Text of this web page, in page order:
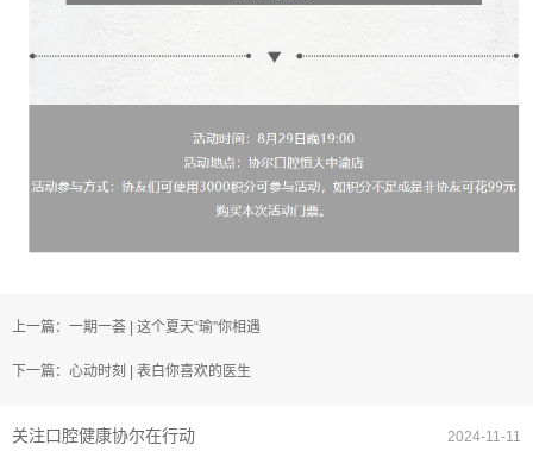
上一篇：一期一荟 | 这个夏天“瑜”你相遇
下一篇：心动时刻 | 表白你喜欢的医生
2024-11-11
关注口腔健康协尔在行动